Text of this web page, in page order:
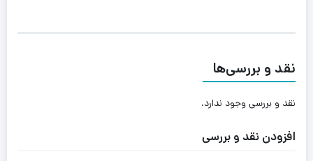
نقد و بررسی‌ها
نقد و بررسی وجود ندارد.
افزودن نقد و بررسی